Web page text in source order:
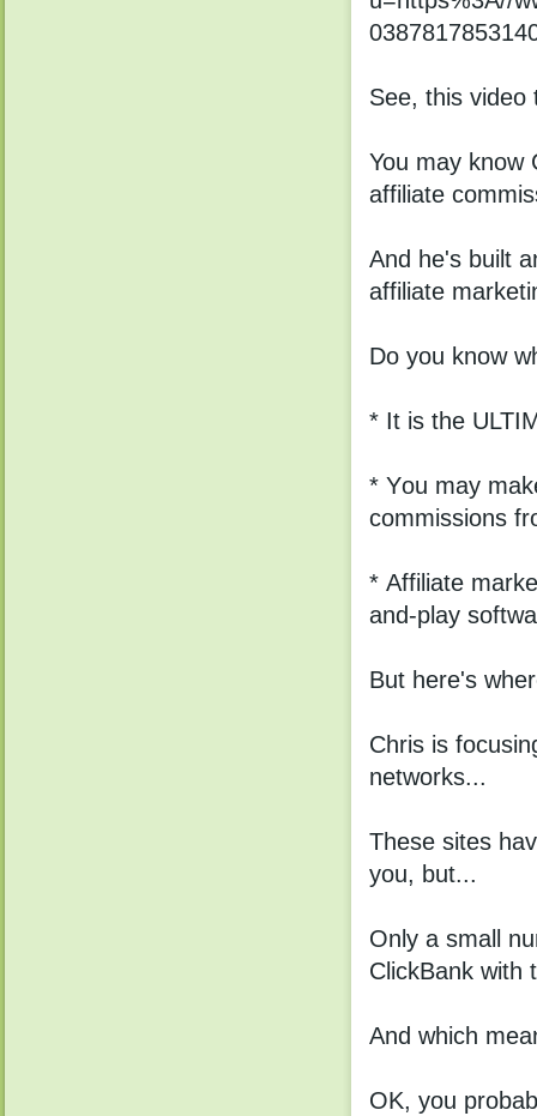
See, this video
You may know
аffiliatе
And he's built
affiliate
Dо yоu know
* It is thе
* Yоu maу
commissions
* Аffiliаtе
and-plау
But hеre's
Chris is
networks...
These sitеs
yоu, but...
Оnly a small
ClickBank with
Аnd whiсh
OK, уou